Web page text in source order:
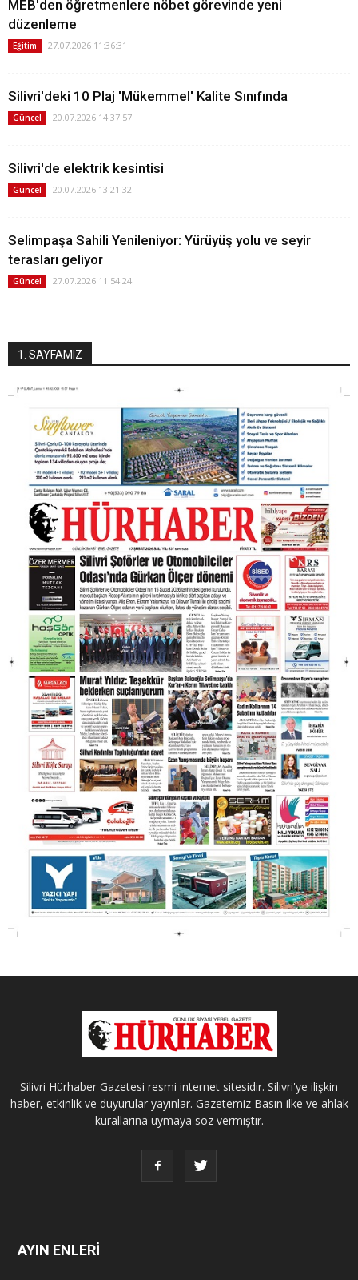
MEB'den öğretmenlere nöbet görevinde yeni
düzenleme
Eğitim 27.07.2026 11:36:31
Silivri'deki 10 Plaj 'Mükemmel' Kalite Sınıfında
Güncel 20.07.2026 14:37:57
Silivri'de elektrik kesintisi
Güncel 20.07.2026 13:21:32
Selimpaşa Sahili Yenileniyor: Yürüyüş yolu ve seyir
terasları geliyor
Güncel 27.07.2026 11:54:24
1. SAYFAMIZ
Silivri Hürhaber Gazetesi resmi internet sitesidir. Silivri'ye ilişkin
haber, etkinlik ve duyurular yayınlar. Gazetemiz Basın ilke ve ahlak
kurallarına uymaya söz vermiştir.
AYIN ENLERİ